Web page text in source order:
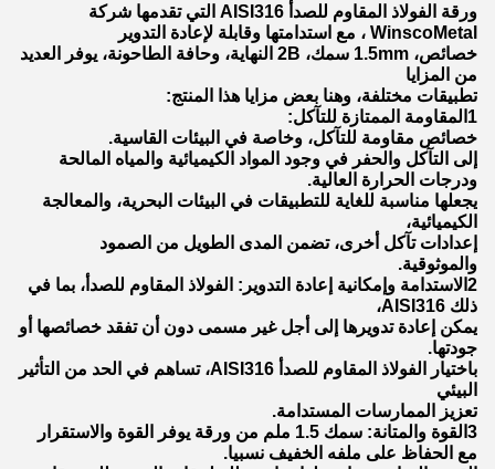
ورقة الفولاذ المقاوم للصدأ AISI316 التي تقدمها شركة
WinscoMetal ، مع استدامتها وقابلة لإعادة التدوير
خصائص، 1.5mm سمك، 2B النهاية، وحافة الطاحونة، يوفر العديد
من المزايا
تطبيقات مختلفة، وهنا بعض مزايا هذا المنتج:
1المقاومة الممتازة للتآكل:
خصائص مقاومة للتآكل، وخاصة في البيئات القاسية.
إلى التآكل والحفر في وجود المواد الكيميائية والمياه المالحة
ودرجات الحرارة العالية.
يجعلها مناسبة للغاية للتطبيقات في البيئات البحرية، والمعالجة
الكيميائية،
إعدادات تآكل أخرى، تضمن المدى الطويل من الصمود
والموثوقية.
2الاستدامة وإمكانية إعادة التدوير: الفولاذ المقاوم للصدأ، بما في
ذلك AISI316،
يمكن إعادة تدويرها إلى أجل غير مسمى دون أن تفقد خصائصها أو
جودتها.
باختيار الفولاذ المقاوم للصدأ AISI316، تساهم في الحد من التأثير
البيئي
تعزيز الممارسات المستدامة.
3القوة والمتانة: سمك 1.5 ملم من ورقة يوفر القوة والاستقرار
مع الحفاظ على ملفه الخفيف نسبيا.